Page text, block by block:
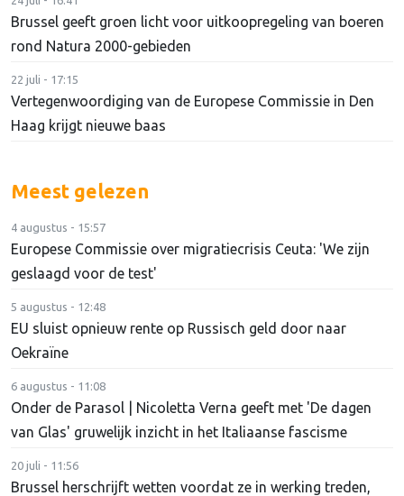
Brussel geeft groen licht voor uitkoopregeling van boeren
rond Natura 2000-gebieden
22 juli - 17:15
Vertegenwoordiging van de Europese Commissie in Den
Haag krijgt nieuwe baas
Meest gelezen
4 augustus - 15:57
Europese Commissie over migratiecrisis Ceuta: 'We zijn
geslaagd voor de test'
5 augustus - 12:48
EU sluist opnieuw rente op Russisch geld door naar
Oekraïne
6 augustus - 11:08
Onder de Parasol | Nicoletta Verna geeft met 'De dagen
van Glas' gruwelijk inzicht in het Italiaanse fascisme
20 juli - 11:56
Brussel herschrijft wetten voordat ze in werking treden,